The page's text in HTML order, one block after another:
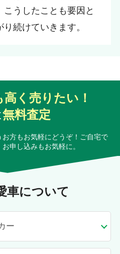
うしたことも要因と
続けていきます。
高く売りたい！
無料査定
お方もお気軽にどうぞ！ご自宅で
申し込みもお気軽に。
車について